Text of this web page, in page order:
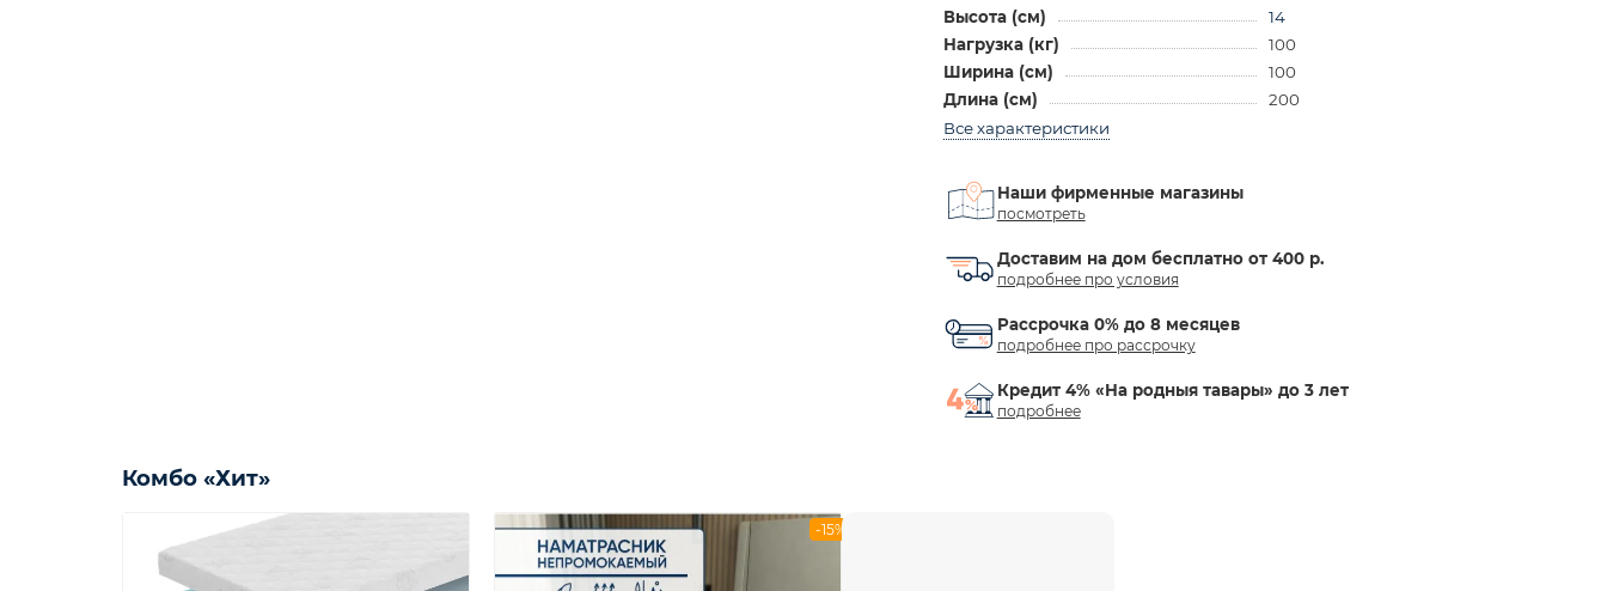
Высота (см)
14
Нагрузка (кг)
100
Ширина (см)
100
Длина (см)
200
Все характеристики
Наши фирменные магазины
посмотреть
Доставим на дом бесплатно от 400 р.
подробнее про условия
Рассрочка 0% до 8 месяцев
подробнее про рассрочку
Кредит 4% «На родныя тавары» до 3 лет
подробнее
Комбо «Хит»
-15%